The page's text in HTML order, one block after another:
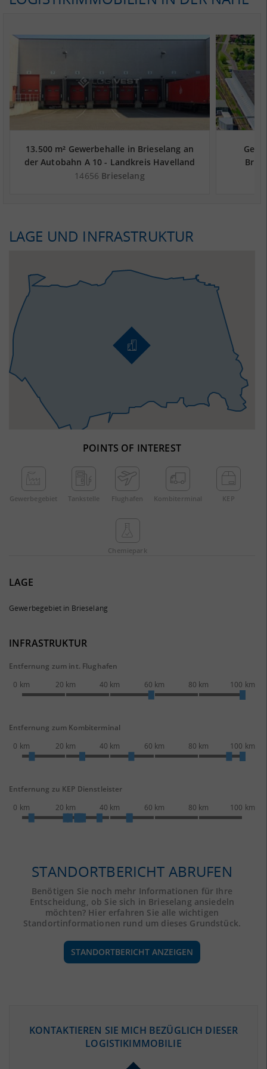
13.500 m² Gewerbehalle in Brieselang an
der Autobahn A 10 - Landkreis Havelland
14656 Brieselang
LAGE UND INFRASTRUKTUR
POINTS OF INTEREST
Gewerbe­gebiet Tankstelle Flughafen Kombi­terminal KEP
Chemie­park
LAGE
Gewerbegebiet in Brieselang
INFRASTRUKTUR
Entfernung zum int. Flughafen
0 km
20 km 40 km 60 km 80 km 100 km
Entfernung zum Kombiterminal
0 km
20 km 40 km 60 km 80 km 100 km
Entfernung zu KEP Dienstleister
0 km
20 km 40 km 60 km 80 km 100 km
STANDORTBERICHT ABRUFEN
Benötigen Sie noch mehr Informationen für Ihre
Entscheidung, ob Sie sich in Brieselang ansiedeln
möchten? Hier erfahren Sie alle wichtigen
Standortinformationen rund um dieses Grundstück.
STANDORTBERICHT ANZEIGEN
(STAND: 12/2019)
KONTAKTIEREN SIE MICH BEZÜGLICH DIESER
LOGISTIKIMMOBILIE